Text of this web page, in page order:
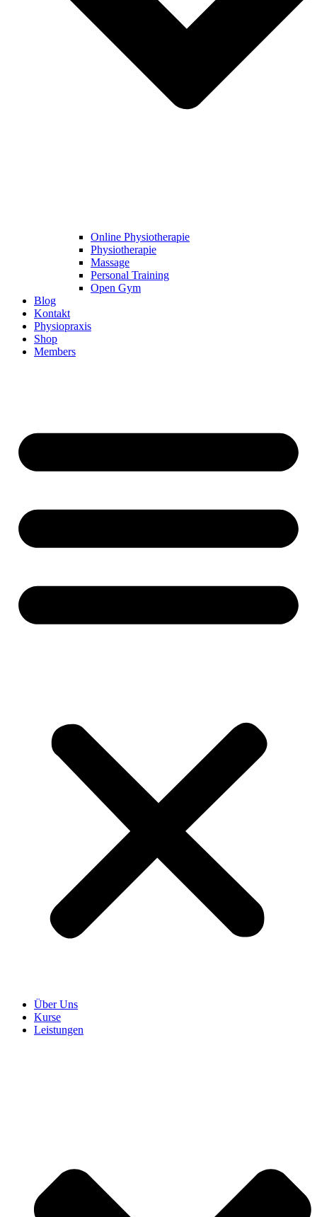
Online Physiotherapie
Physiotherapie
Massage
Personal Training
Open Gym
Blog
Kontakt
Physiopraxis
Shop
Members
Über Uns
Kurse
Leistungen